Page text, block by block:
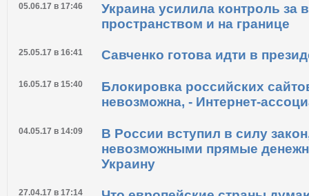
05.06.17 в 17:46
Украина усилила контроль за
пространством и на границе
25.05.17 в 16:41 Савченко готова идти в
16.05.17 в 15:40
Блокировка российских
невозможна, - Интернет-
04.05.17 в 14:09
В России вступил в силу
невозможными прямые
Украину
27.04.17 в 17:14